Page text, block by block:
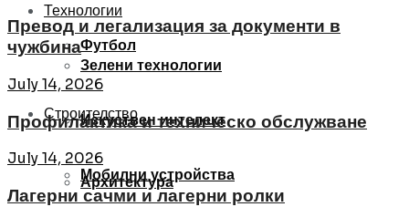
Футбол
Строителство
Архитектура
Технологии
Зелени технологии
Изкуствен интелект
Мобилни устройства
Превод и легализация за документи в
чужбина
July 14, 2026
Профилактика и техническо обслужване
July 14, 2026
Лагерни сачми и лагерни ролки